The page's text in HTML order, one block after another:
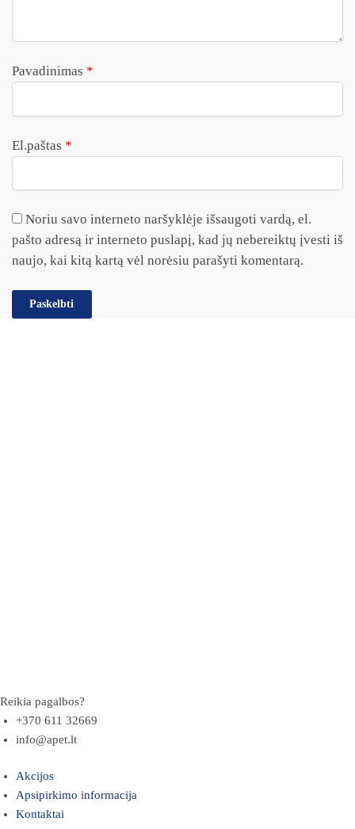
Pavadinimas *
El.paštas *
Noriu savo interneto naršyklėje išsaugoti vardą, el.
pašto adresą ir interneto puslapį, kad jų nebereiktų įvesti iš
naujo, kai kitą kartą vėl norėsiu parašyti komentarą.
Reikia pagalbos?
+370 611 32669
info@apet.lt
Akcijos
Apsipirkimo informacija
Kontaktai